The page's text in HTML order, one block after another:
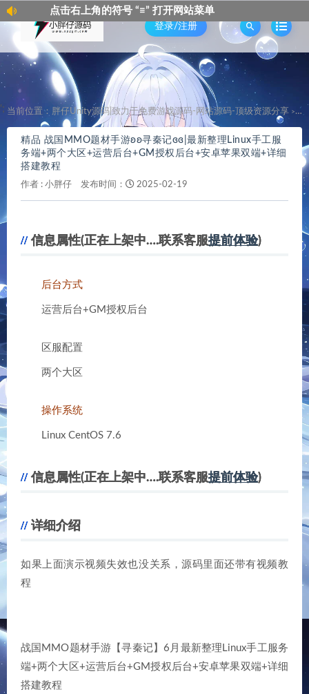
角的符号 “≡” 打开网站菜单
登录/注册
'; 当前位置： 胖仔Unity源码|致力于免费游戏源码-网站源码-顶级资源分享 > 精
精品 战国MMO题材手游ʚʚ寻秦记ɞɞ|最新整理Linux手工服
务端+两个大区+运营后台+GM授权后台+安卓苹果双端+详细
搭建教程
作者 : 小胖仔 发布时间： 2025-02-19
信息属性(正在上架中….联系客服提前体验)
后台方式
运营后台+GM授权后台
区服配置
两个大区
操作系统
Linux CentOS 7.6
信息属性(正在上架中….联系客服提前体验)
详细介绍
如果上面演示视频失效也没关系，源码里面还带有视频教
程
战国MMO题材手游【寻秦记】6月最新整理Linux手工服务
端+两个大区+运营后台+GM授权后台+安卓苹果双端+详细
搭建教程